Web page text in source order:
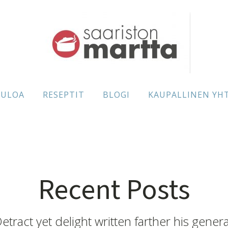
RESEPTIT BLOGI KAUPALLINEN
Recent Posts
yet delight written farther his